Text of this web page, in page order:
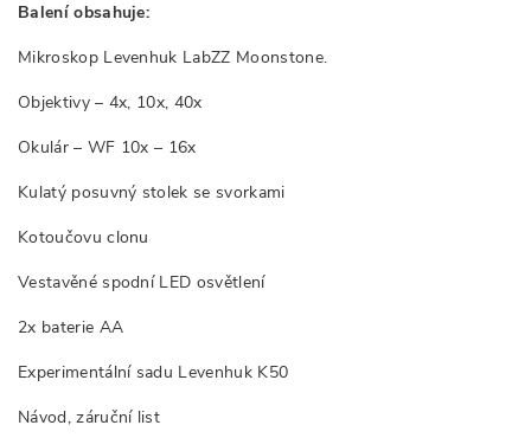
Balení obsahuje:
Mikroskop Levenhuk LabZZ Moonstone.
Objektivy – 4x, 10x, 40x
Okulár – WF 10x – 16x
Kulatý posuvný stolek se svorkami
Kotoučovu clonu
Vestavěné spodní LED osvětlení
2x baterie AA
Experimentální sadu Levenhuk K50
Návod, záruční list